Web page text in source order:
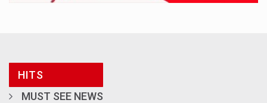
HITS
MUST SEE NEWS